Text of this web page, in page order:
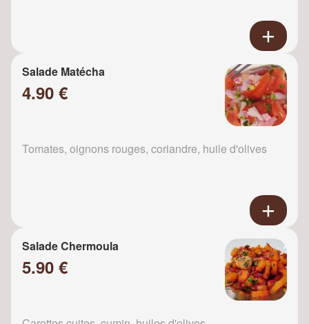
Salade Matécha
4.90 €
Tomates, oignons rouges, coriandre, huile d'olives
Salade Chermoula
5.90 €